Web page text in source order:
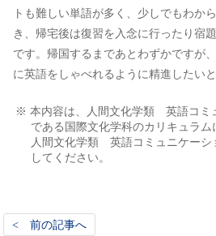
トも難しい単語が多く、少しでもわか
き、帰宅後は復習を入念に行ったり宿
です。帰国するまであとわずかですが
に英語をしゃべれるように精進したいと
※ 本内容は、人間文化学類 英語コミ
である国際文化学科のカリキュラム
人間文化学類 英語コミュニケーシ
してください。
< 前の記事へ